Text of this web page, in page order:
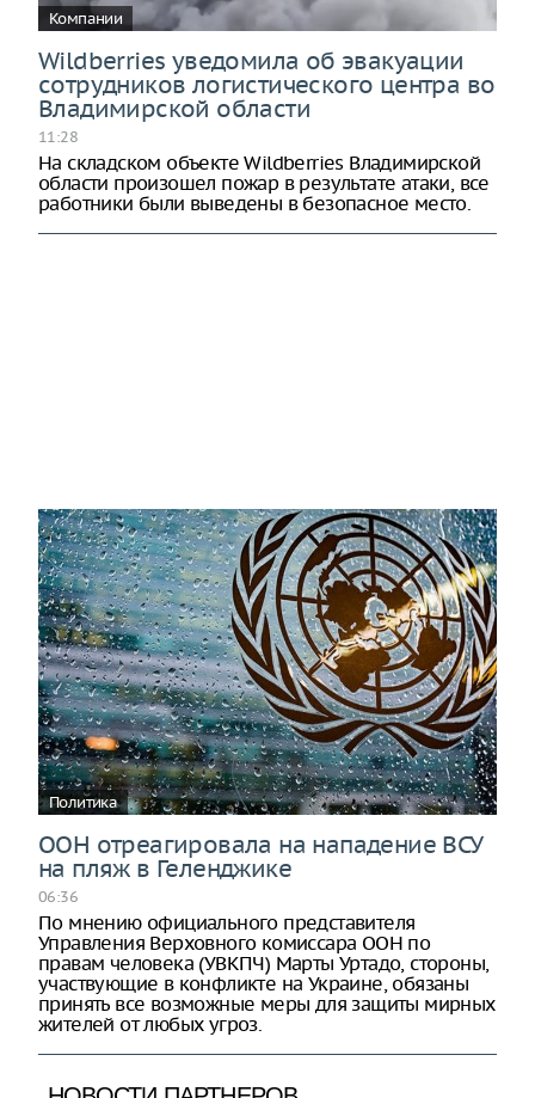
Компании
Wildberries уведомила об эвакуации
сотрудников логистического центра во
Владимирской области
11:28
На складском объекте Wildberries Владимирской
области произошел пожар в результате атаки, все
работники были выведены в безопасное место.
Политика
ООН отреагировала на нападение ВСУ
на пляж в Геленджике
06:36
По мнению официального представителя
Управления Верховного комиссара ООН по
правам человека (УВКПЧ) Марты Уртадо, стороны,
участвующие в конфликте на Украине, обязаны
принять все возможные меры для защиты мирных
жителей от любых угроз.